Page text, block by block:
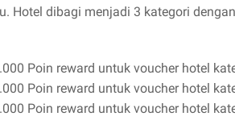
Hotel dibagi menjadi 3 kategori
Poin reward untuk voucher hotel
Poin reward untuk voucher hotel
Poin reward untuk voucher hotel